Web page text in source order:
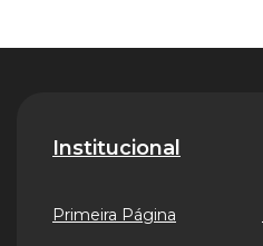
Institucional
Primeira Página